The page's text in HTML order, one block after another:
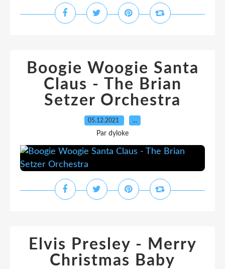
Boogie Woogie Santa
Claus - The Brian
Setzer Orchestra
05.12.2021 …
Par dyloke
Elvis Presley - Merry
Christmas Baby